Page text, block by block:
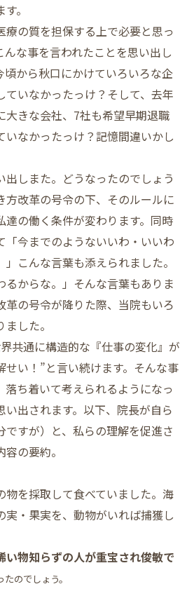
。
療の質を担保する上で必要と思っ
な事を言われたことを思い出し
頃から秋口にかけていろいろな企
ていなかったっけ？そして、去年
大きな会社、7社も希望早期退職
いなかったっけ？記憶間違いかし
出しまた。どうなったのでしょう
方改革の号令の下、そのルールに
達の働く条件が変わります。同時
「今までのようないいわ・いいわ
こんな言葉も添えられました。
るからな。」そんな言葉もありま
革の号令が降りた際、当院もいろ
した。
共通に構造的な『仕事の変化』が
せい！”と言い続けます。そんな事
落ち着いて考えられるようになっ
い出されます。以下、院長が自ら
ですが）と、私らの理解を促進さ
の要約。
物を採取して食べていました。海
実・果実を、動物がいれば捕獲し
い物知らずの人が重宝され俊敏で
のでしょう。